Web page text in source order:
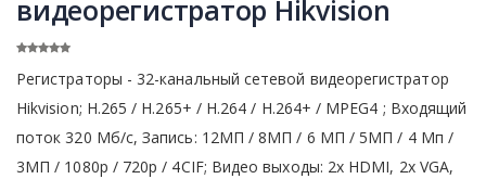
видеорегистратор Hikvision
Регистраторы - 32-канальный сетевой видеорегистратор
Hikvision; H.265 / H.265+ / H.264 / H.264+ / MPEG4 ; Входящий
поток 320 Мб/с, Запись: 12МП / 8МП / 6 МП / 5МП / 4 Мп /
3МП / 1080p / 720p / 4CIF; Видео выходы: 2x HDMI, 2x VGA,